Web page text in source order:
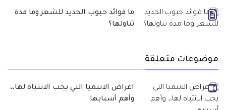
ما فوائد حبوب الحديد للشعر وما مدة
تناولها؟
موضوعات متعلقة
اعراض الانيميا التي يجب الانتباه لها..
وأهم أسبابها